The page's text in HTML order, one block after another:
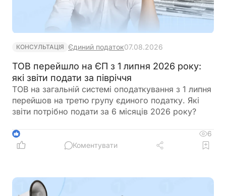
КОНСУЛЬТАЦІЯ Єдиний податок07.08.2026
ТОВ перейшло на ЄП з 1 липня 2026 року:
які звіти подати за півріччя
ТОВ на загальній системі оподаткування з 1 липня
перейшов на третю групу єдиного податку. Які
звіти потрібно подати за 6 місяців 2026 року?
1
6
Коментувати